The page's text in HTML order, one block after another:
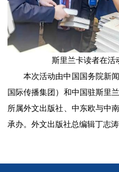
斯里兰卡读者在活
本次活动由中国国务院新
国际传播集团）和中国驻斯里
所属外文出版社、中东欧与中
承办。外文出版社总编辑丁志涛